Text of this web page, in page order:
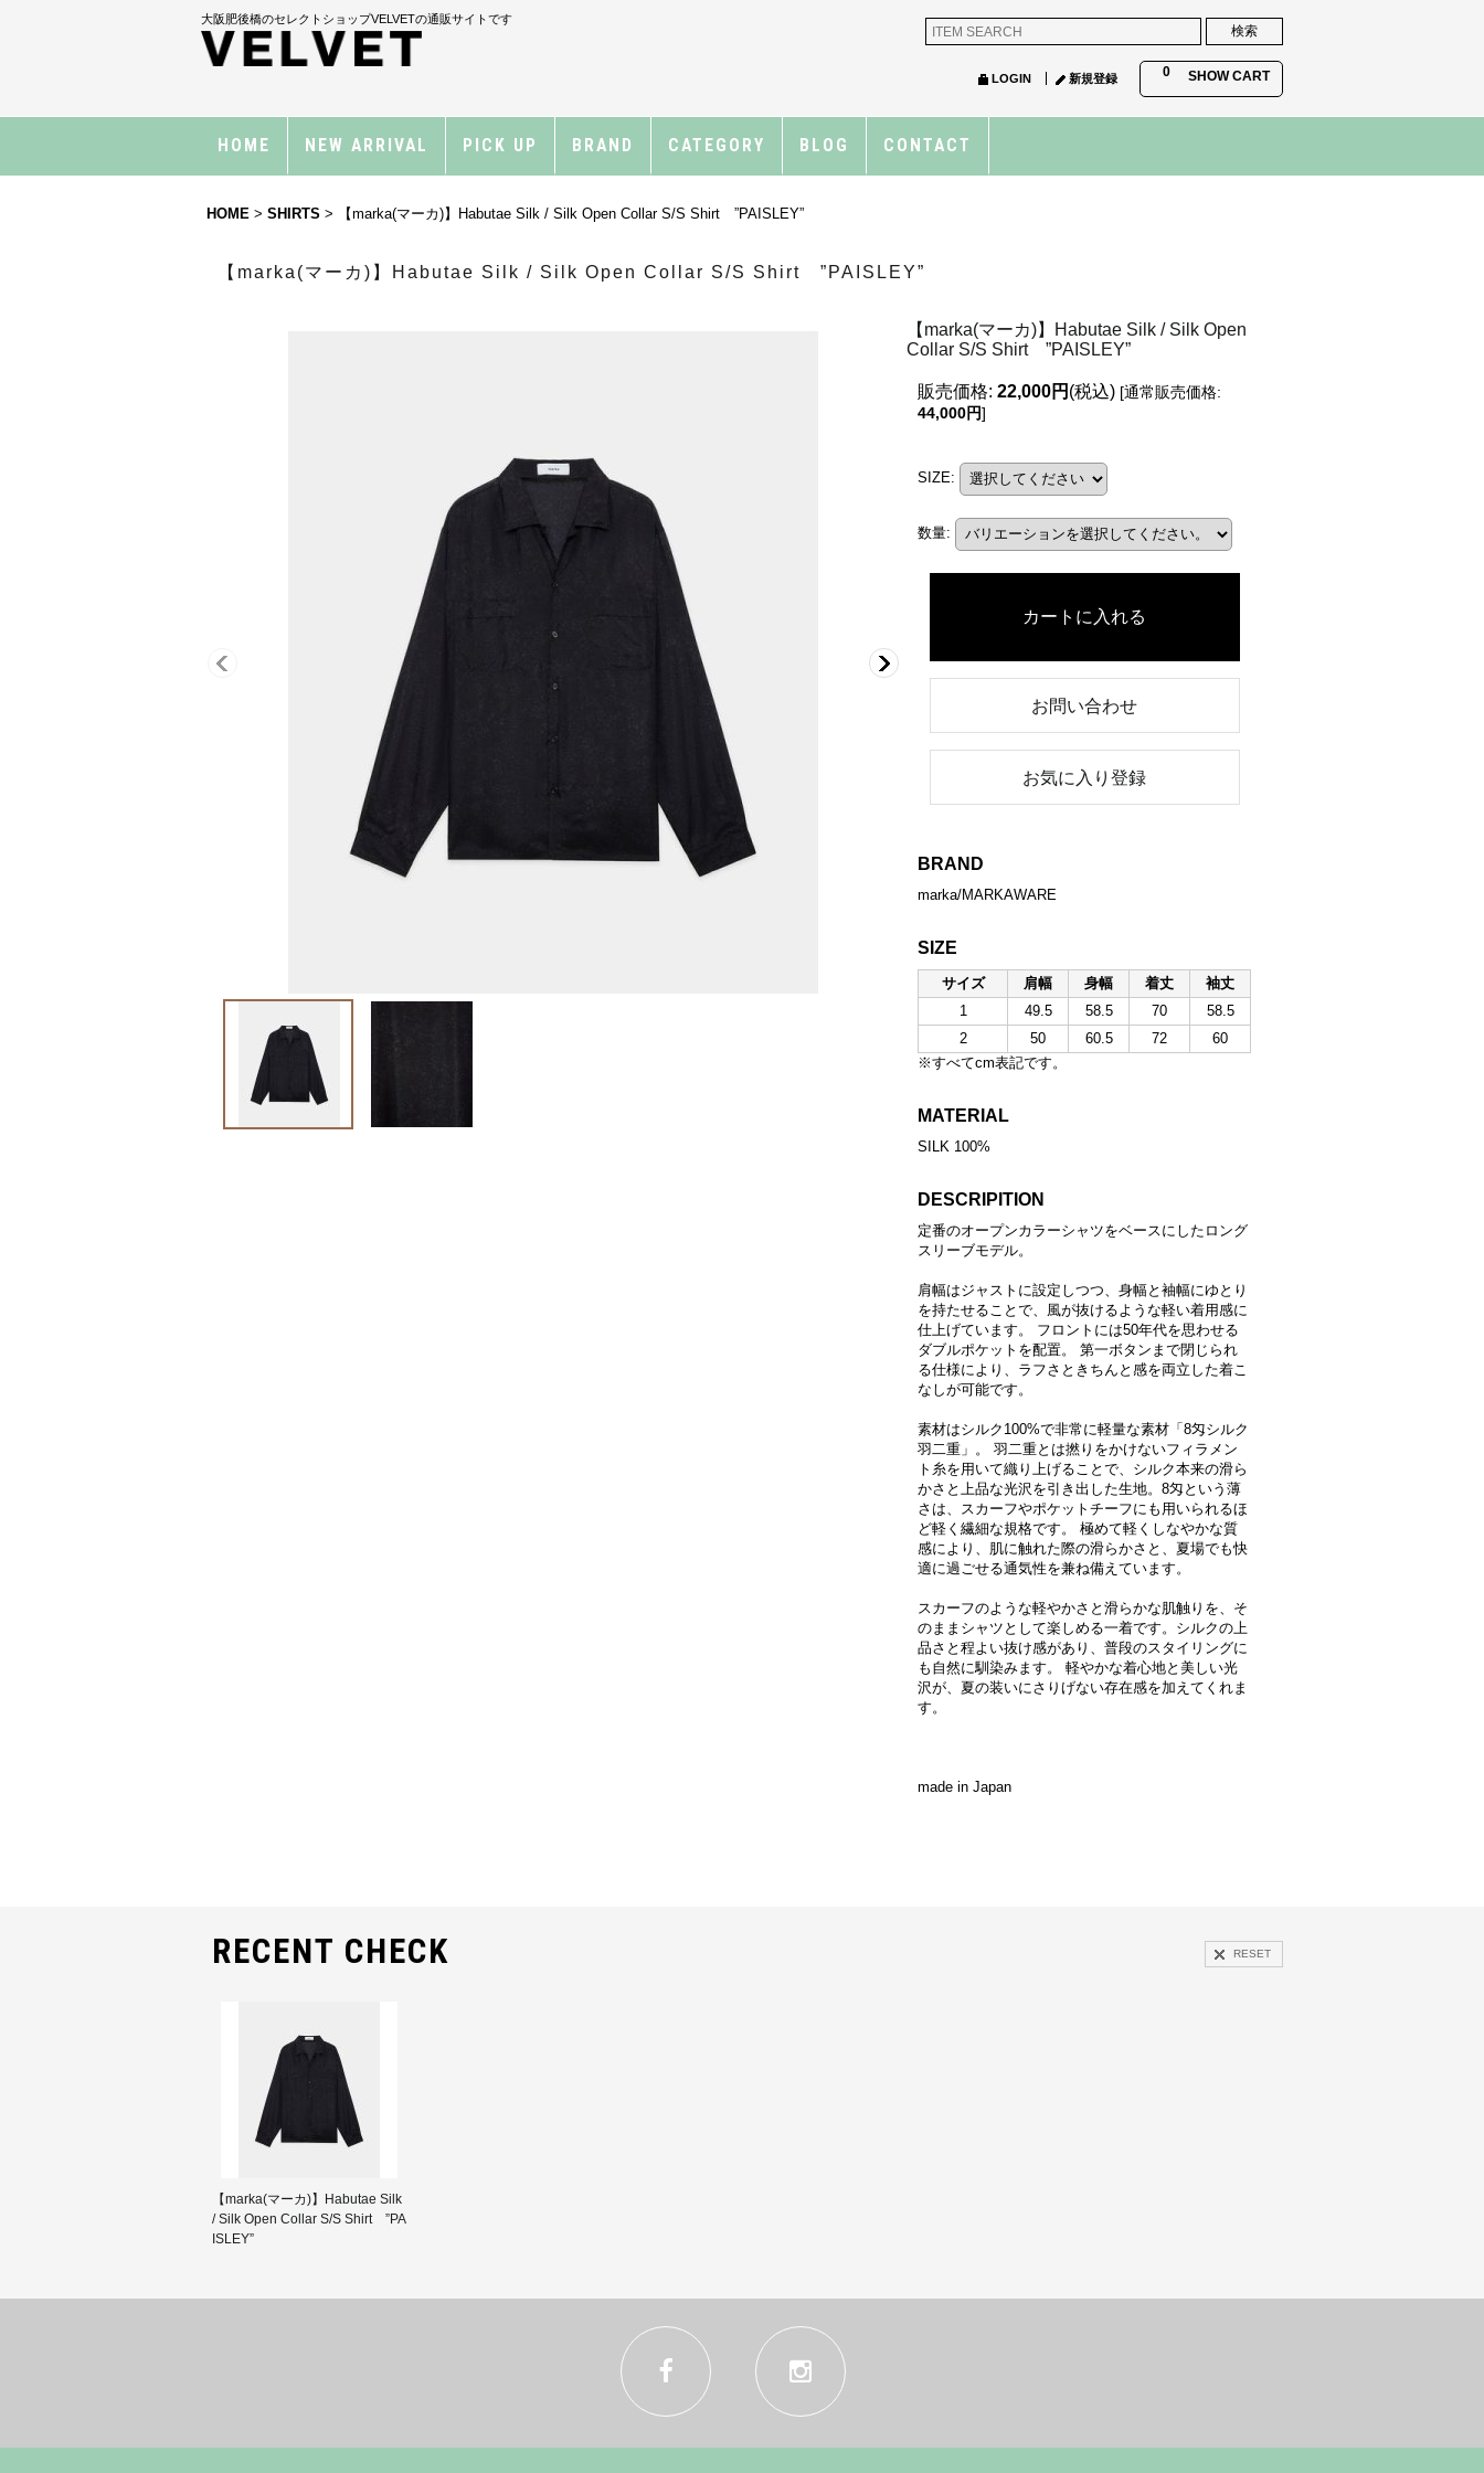
大阪肥後橋のセレクトショップVELVETの通販サイトです
0 SHOW CART
LOGIN 新規登録
HOME NEW ARRIVAL PICK UP BRAND CATEGORY BLOG CONTACT
HOME > SHIRTS > 【marka(マーカ)】Habutae Silk / Silk Open Collar S/S Shirt ”PAISLEY”
【marka(マーカ)】Habutae Silk / Silk Open Collar S/S Shirt ”PAISLEY”
【marka(マーカ)】Habutae Silk / Silk Open
Collar S/S Shirt ”PAISLEY”
販売価格: 22,000円 (税込) [通常販売価格:
44,000円]
SIZE:
数量:
お問い合わせ
お気に入り登録
BRAND
marka/MARKAWARE
SIZE
サイズ 肩幅 身幅 着丈
袖丈
1
49.5 58.5 70
58.5
2
50 60.5 72
60
※すべてcm表記です。
MATERIAL
SILK 100%
DESCRIPITION
定番のオープンカラーシャツをベースにしたロング
スリーブモデル。
肩幅はジャストに設定しつつ、身幅と袖幅にゆとり
を持たせることで、風が抜けるような軽い着用感に
仕上げています。 フロントには50年代を思わせる
ダブルポケットを配置。 第一ボタンまで閉じられ
る仕様により、ラフさときちんと感を両立した着こ
なしが可能です。
素材はシルク100%で非常に軽量な素材「8匁シルク
羽二重」。 羽二重とは撚りをかけないフィラメン
ト糸を用いて織り上げることで、シルク本来の滑ら
かさと上品な光沢を引き出した生地。8匁という薄
さは、スカーフやポケットチーフにも用いられるほ
ど軽く繊細な規格です。 極めて軽くしなやかな質
感により、肌に触れた際の滑らかさと、夏場でも快
適に過ごせる通気性を兼ね備えています。
スカーフのような軽やかさと滑らかな肌触りを、そ
のままシャツとして楽しめる一着です。シルクの上
品さと程よい抜け感があり、普段のスタイリングに
も自然に馴染みます。 軽やかな着心地と美しい光
沢が、夏の装いにさりげない存在感を加えてくれま
す。
made in Japan
RECENT CHECK RESET
【marka(マーカ)】Habutae Silk
/ Silk Open Collar S/S Shirt ”PA
ISLEY”